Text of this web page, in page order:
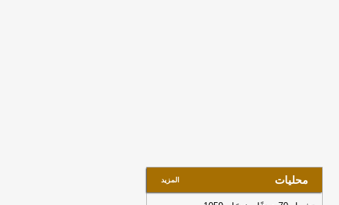
منسقة من الشمال والجنوب-أل بي سي أي
20:40
ضبط مخالفين لنظام البيئة للتخييم
والرعي في منطقة الرياض-
محليات المزيد